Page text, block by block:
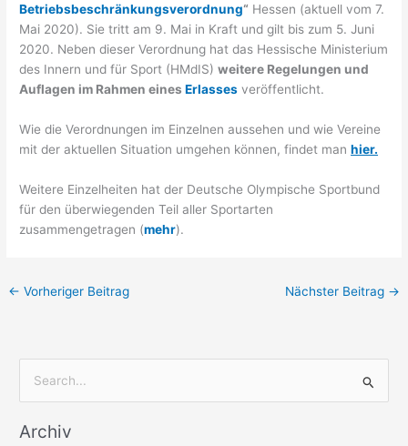
Betriebsbeschränkungsverordnung“ Hessen (aktuell vom 7.
Mai 2020). Sie tritt am 9. Mai in Kraft und gilt bis zum 5. Juni
2020. Neben dieser Verordnung hat das Hessische Ministerium
des Innern und für Sport (HMdIS) weitere Regelungen und
Auflagen im Rahmen eines Erlasses veröffentlicht.
Wie die Verordnungen im Einzelnen aussehen und wie Vereine
mit der aktuellen Situation umgehen können, findet manhier.
Weitere Einzelheiten hat der Deutsche Olympische Sportbund
für den überwiegenden Teil aller Sportarten
zusammengetragen (mehr).
← Vorheriger Beitrag Nächster Beitrag →
c
Archiv